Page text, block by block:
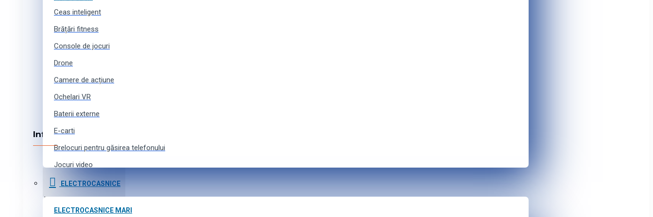
Ceas inteligent
Brățări fitness
Console de jocuri
Drone
Camere de acțiune
Ochelari VR
Baterii externe
E-carti
Brelocuri pentru găsirea telefonului
Jocuri video
Curele pentru ceasuri inteligente
Accesorii pentru camere de acțiune
ELECTROCASNICE
ELECTROCASNICE MARI
Despre noi
Echipa noastră
Colaborare
Informația
Cumpărături în credit
Livrarea produselor
Program de afiliere